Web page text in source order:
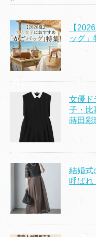
【
ッグ」
女優
子・比
蒔田彩
結婚式
呼ばれ